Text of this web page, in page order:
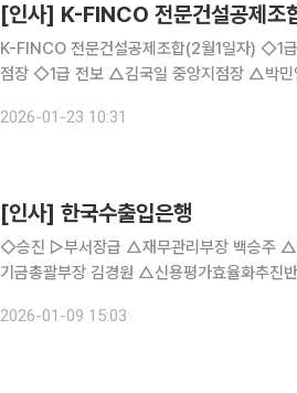
[인사] K-FINCO 전문건설공제조
K-FINCO 전문건설공제조합(2월1일자) ◇1급 승진 △이수진 IT개발팀장 △박석중 보상심사팀장 △조미라 예산지점장 △하덕성 제주지
점장 ◇1급 전보 △김국일 중앙지점장 △박민엽 사당지점장 △이석근 수원지점장 ◇2급 승진 △김형민 신용심사팀장 △이은정 기술교육
2026-01-23 10:31
[인사] 한국수출입은행
◇승진 ▷부서장급 △재무관리부장 백승주 △
기금총괄부장 김경원 △신용평가효율화추진반
2026-01-09 15:03